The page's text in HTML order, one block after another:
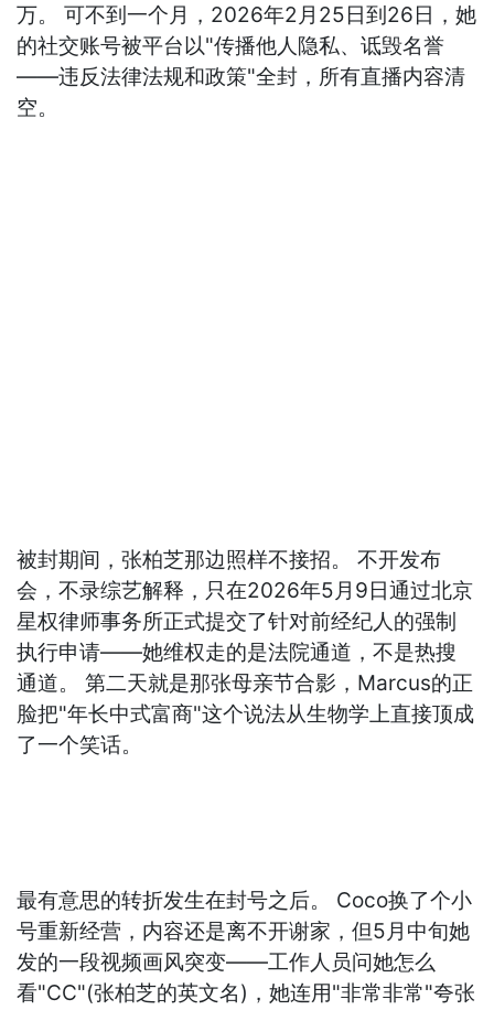
万。 可不到一个月，2026年2月25日到26日，她
的社交账号被平台以"传播他人隐私、诋毁名誉
——违反法律法规和政策"全封，所有直播内容清
空。
被封期间，张柏芝那边照样不接招。 不开发布
会，不录综艺解释，只在2026年5月9日通过北京
星权律师事务所正式提交了针对前经纪人的强制
执行申请——她维权走的是法院通道，不是热搜
通道。 第二天就是那张母亲节合影，Marcus的正
脸把"年长中式富商"这个说法从生物学上直接顶成
了一个笑话。
最有意思的转折发生在封号之后。 Coco换了个小
号重新经营，内容还是离不开谢家，但5月中旬她
发的一段视频画风突变——工作人员问她怎么
看"CC"(张柏芝的英文名)，她连用"非常非常"夸张